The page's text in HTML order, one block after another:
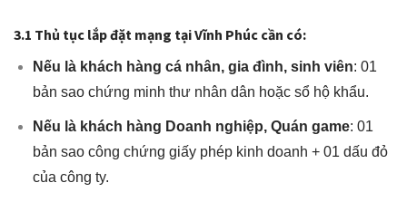
3.1 Thủ tục lắp đặt mạng tại Vĩnh Phúc cần có:
Nếu là khách hàng cá nhân, gia đình, sinh viên: 01
bản sao chứng minh thư nhân dân hoặc sổ hộ khẩu.
Nếu là khách hàng Doanh nghiệp, Quán game: 01
bản sao công chứng giấy phép kinh doanh + 01 dấu đỏ
của công ty.